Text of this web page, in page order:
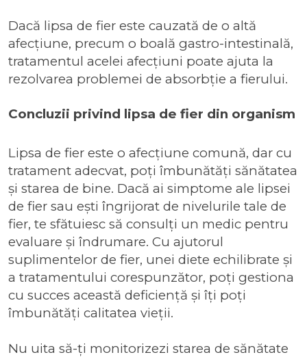
Dacă lipsa de fier este cauzată de o altă
afecțiune, precum o boală gastro-intestinală,
tratamentul acelei afecțiuni poate ajuta la
rezolvarea problemei de absorbție a fierului.
Concluzii privind lipsa de fier din organism
Lipsa de fier este o afecțiune comună, dar cu
tratament adecvat, poți îmbunătăți sănătatea
și starea de bine. Dacă ai simptome ale lipsei
de fier sau ești îngrijorat de nivelurile tale de
fier, te sfătuiesc să consulți un medic pentru
evaluare și îndrumare. Cu ajutorul
suplimentelor de fier, unei diete echilibrate și
a tratamentului corespunzător, poți gestiona
cu succes această deficiență și îți poți
îmbunătăți calitatea vieții.
Nu uita să-ți monitorizezi starea de sănătate